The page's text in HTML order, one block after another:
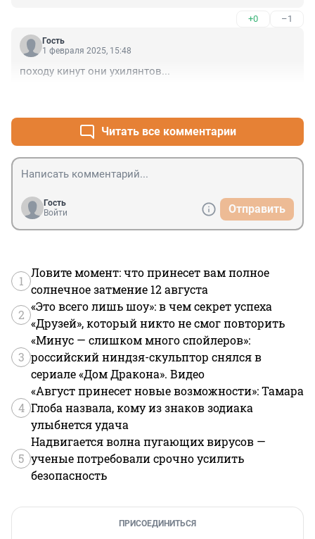
+0 –1
Гость
1 февраля 2025, 15:48
походу кинут они ухилянтов...
Читать все комментарии
Гость
Войти
Отправить
1
Ловите момент: что принесет вам полное
солнечное затмение 12 августа
2
«Это всего лишь шоу»: в чем секрет успеха
«Друзей», который никто не смог повторить
3
«Минус — слишком много спойлеров»:
российский ниндзя-скульптор снялся в
сериале «Дом Дракона». Видео
4
«Август принесет новые возможности»: Тамара
Глоба назвала, кому из знаков зодиака
улыбнется удача
5
Надвигается волна пугающих вирусов —
ученые потребовали срочно усилить
безопасность
ПРИСОЕДИНИТЬСЯ